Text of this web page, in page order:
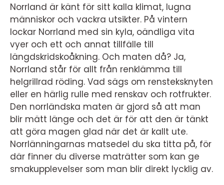
Norrland är känt för sitt kalla klimat, lugna
människor och vackra utsikter. På vintern
lockar Norrland med sin kyla, oändliga vita
vyer och ett och annat tillfälle till
längdskridskoåkning. Och maten då? Ja,
Norrland står för allt från renklämma till
helgrillrad röding. Vad sägs om rensteksknyten
eller en härlig rulle med renskav och rotfrukter.
Den norrländska maten är gjord så att man
blir mätt länge och det är för att den är tänkt
att göra magen glad när det är kallt ute.
Norrlänningarnas matsedel du ska titta på, för
där finner du diverse maträtter som kan ge
smakupplevelser som man blir direkt lycklig av.